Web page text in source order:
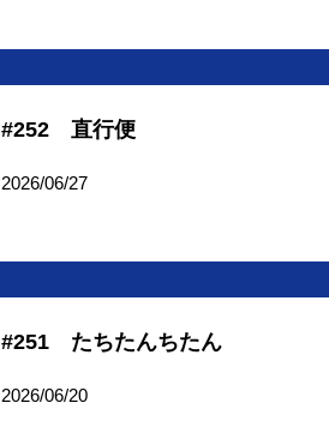
#252 直行便
2026/06/27
#251 たちたんちたん
2026/06/20